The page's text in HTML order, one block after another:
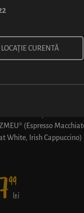
Covrig
cu lapte
(Espresso
White, Irish Cappuccino)
99
lei
LOCAȚIE CURENTĂ